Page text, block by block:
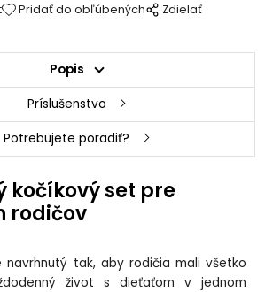
Pridať do obľúbených Zdielať
Popis
Príslušenstvo
Potrebujete poradiť?
kočíkový set pre
rodičov
tak, aby rodičia mali všetko
život s dieťaťom v jednom